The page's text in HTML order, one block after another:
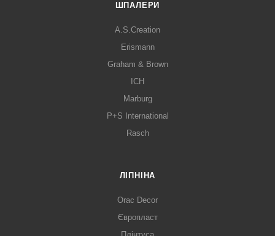
ШПАЛЕРИ
A.S.Creation
Erismann
Graham & Brown
ICH
Marburg
P+S International
Rasch
ЛІПНІНА
Orac Decor
Європласт